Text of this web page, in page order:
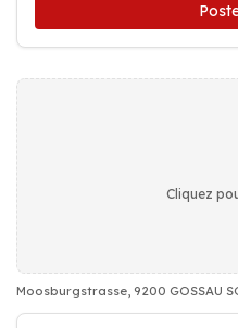
Cliquez
Moosburgstrasse, 9200 GOSSAU